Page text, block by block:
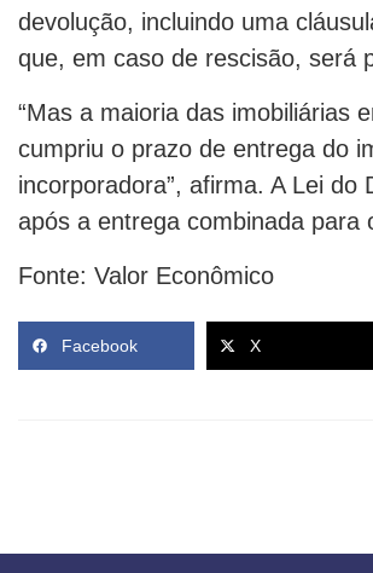
devolução, incluindo uma
que, em caso de rescisão, será
“Mas a maioria das imobiliárias
cumpriu o prazo de entrega do
incorporadora”, afirma. A Lei
após a entrega combinada para
Fonte: Valor Econômico
Facebook X